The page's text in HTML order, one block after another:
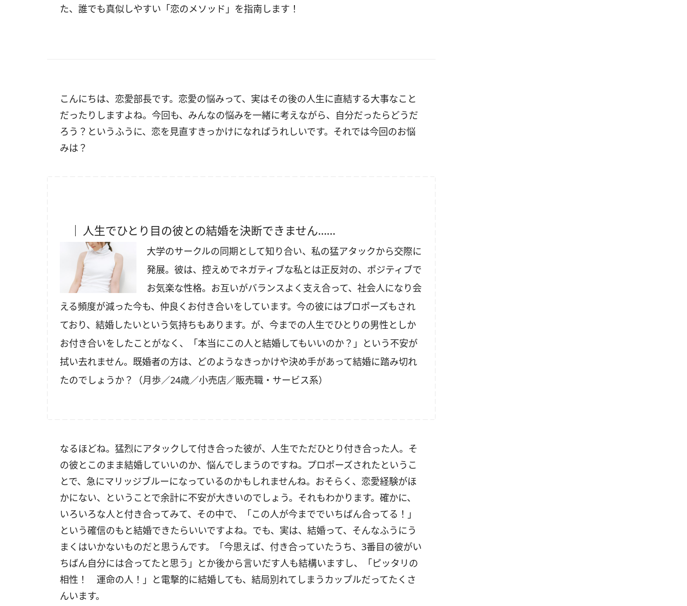
た、誰でも真似しやすい「恋のメソッド」を指南します！
こんにちは、恋愛部長です。恋愛の悩みって、実はその後の人生に直結する大事なこと
だったりしますよね。今回も、みんなの悩みを一緒に考えながら、自分だったらどうだ
ろう？というふうに、恋を見直すきっかけになればうれしいです。それでは今回のお悩
みは？
人生でひとり目の彼との結婚を決断できません……
大学のサークルの同期として知り合い、私の猛アタックから交際に
発展。彼は、控えめでネガティブな私とは正反対の、ポジティブで
お気楽な性格。お互いがバランスよく支え合って、社会人になり会
える頻度が減った今も、仲良くお付き合いをしています。今の彼にはプロポーズもされ
ており、結婚したいという気持ちもあります。が、今までの人生でひとりの男性としか
お付き合いをしたことがなく、「本当にこの人と結婚してもいいのか？」という不安が
拭い去れません。既婚者の方は、どのようなきっかけや決め手があって結婚に踏み切れ
たのでしょうか？（月歩／24歳／小売店／販売職・サービス系）
なるほどね。猛烈にアタックして付き合った彼が、人生でただひとり付き合った人。そ
の彼とこのまま結婚していいのか、悩んでしまうのですね。プロポーズされたというこ
とで、急にマリッジブルーになっているのかもしれませんね。おそらく、恋愛経験がほ
かにない、ということで余計に不安が大きいのでしょう。それもわかります。確かに、
いろいろな人と付き合ってみて、その中で、「この人が今まででいちばん合ってる！」
という確信のもと結婚できたらいいですよね。でも、実は、結婚って、そんなふうにう
まくはいかないものだと思うんです。「今思えば、付き合っていたうち、3番目の彼がい
ちばん自分には合ってたと思う」とか後から言いだす人も結構いますし、「ピッタリの
相性！ 運命の人！」と電撃的に結婚しても、結局別れてしまうカップルだってたくさ
んいます。